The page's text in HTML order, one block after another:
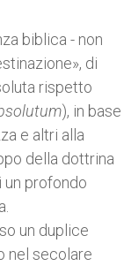
biblica - non
di
rispetto
), in base
e altri alla
della dottrina
un profondo
un duplice
nel secolare